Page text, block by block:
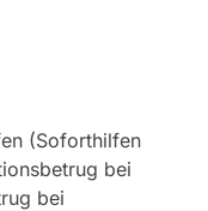
(Soforthilfen
bei
bei